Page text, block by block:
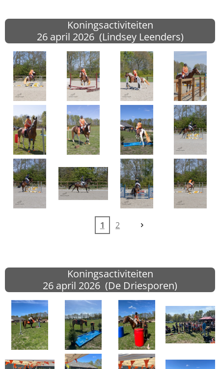
Koningsactiviteiten
26 april 2026 (Lindsey Leenders)
1 2
Koningsactiviteiten
26 april 2026 (De Driesporen)